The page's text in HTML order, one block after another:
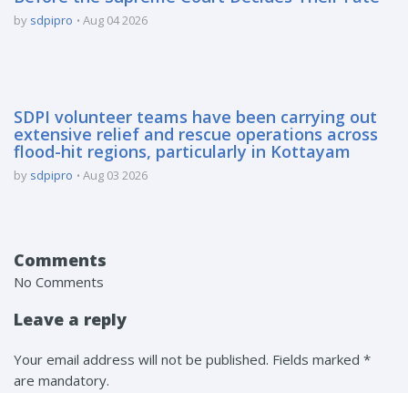
by sdpipro Aug 04 2026
SDPI volunteer teams have been carrying out
extensive relief and rescue operations across
flood-hit regions, particularly in Kottayam
by sdpipro Aug 03 2026
Comments
No Comments
Leave a reply
Your email address will not be published. Fields marked *
are mandatory.